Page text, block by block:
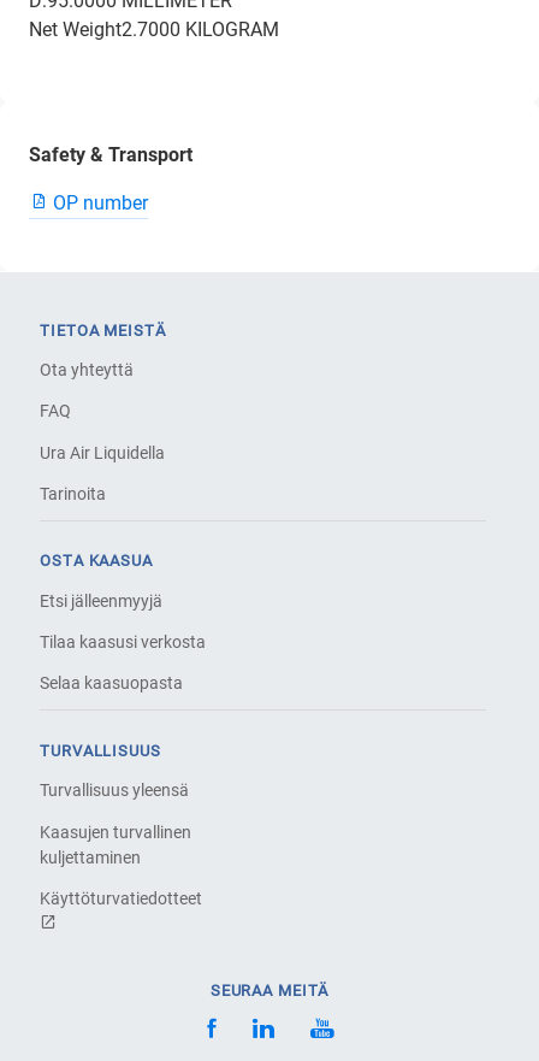
Net Weight2.7000 KILOGRAM
Safety & Transport
OP number
TIETOA MEISTÄ
Ota yhteyttä
FAQ
Ura Air Liquidella
Tarinoita
OSTA KAASUA
Etsi jälleenmyyjä
Tilaa kaasusi verkosta
Selaa kaasuopasta
TURVALLISUUS
Turvallisuus yleensä
Kaasujen turvallinen
kuljettaminen
Käyttöturvatiedotteet
SEURAA MEITÄ